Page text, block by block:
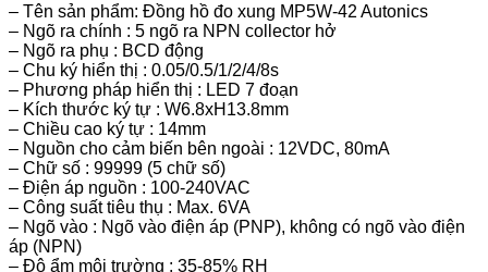
– Tên sản phẩm: Đồng hồ đo xung MP5W-42 Autonics
– Ngõ ra chính : 5 ngõ ra NPN collector hở
– Ngõ ra phụ : BCD động
– Chu ký hiển thị : 0.05/0.5/1/2/4/8s
– Phương pháp hiển thị : LED 7 đoạn
– Kích thước ký tự : W6.8xH13.8mm
– Chiều cao ký tự : 14mm
– Nguồn cho cảm biến bên ngoài : 12VDC, 80mA
– Chữ số : 99999 (5 chữ số)
– Điện áp nguồn : 100-240VAC
– Công suất tiêu thụ : Max. 6VA
– Ngõ vào : Ngõ vào điện áp (PNP), không có ngõ vào điện
áp (NPN)
– Độ ẩm môi trường : 35-85% RH